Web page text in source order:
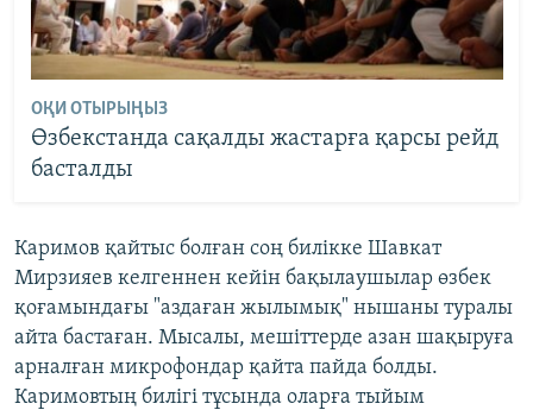
ОҚИ ОТЫРЫҢЫЗ
Өзбекстанда сақалды жастарға қарсы рейд
басталды
Каримов қайтыс болған соң билікке Шавкат
Мирзияев келгеннен кейін бақылаушылар өзбек
қоғамындағы "аздаған жылымық" нышаны туралы
айта бастаған. Мысалы, мешіттерде азан шақыруға
арналған микрофондар қайта пайда болды.
Каримовтың билігі тұсында оларға тыйым